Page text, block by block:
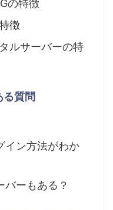
の特徴
徴
ルサーバーの特
る質問
イン方法がわか
バーもある？